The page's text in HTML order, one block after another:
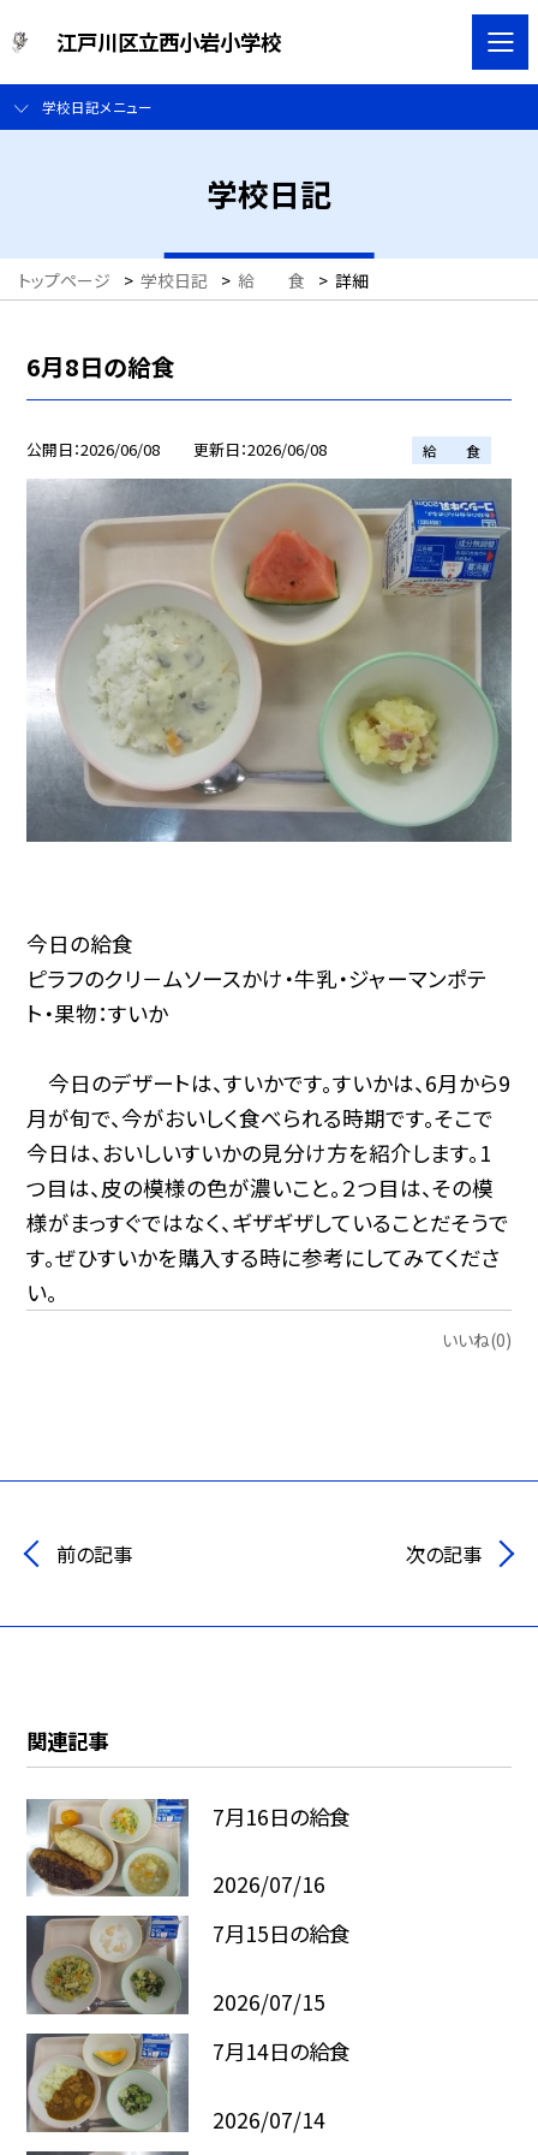
江戸川区立西小岩小学校
学校日記メニュー
学校日記
トップページ > 学校日記 > 給 食 > 詳細
6月8日の給食
公開日 2026/06/08 更新日 2026/06/08 給 食
今日の給食
ピラフのクリ－ムソースかけ・牛乳・ジャーマンポテ
ト・果物：すいか
今日のデザートは、すいかです。すいかは、6月から9
月が旬で、今がおいしく食べられる時期です。そこで
今日は、おいしいすいかの見分け方を紹介します。1
つ目は、皮の模様の色が濃いこと。２つ目は、その模
様がまっすぐではなく、ギザギザしていることだそうで
す。ぜひすいかを購入する時に参考にしてみてくださ
い。
いいね(0)
前の記事 次の記事
関連記事
7月16日の給食
2026/07/16
7月15日の給食
2026/07/15
7月14日の給食
2026/07/14